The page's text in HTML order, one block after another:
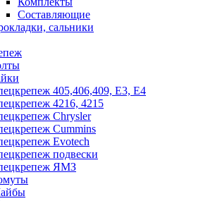
Составляющие
сальники
405,406,409, Е3, Е4
4216, 4215
Chrysler
Cummins
Evotech
подвески
ЯМЗ